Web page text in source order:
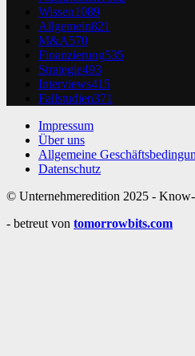
Wissen1089
Allgemein821
M&A570
Finanzierung535
Strategie493
Interviews415
Fallstudien371
Impressum
Über uns
Allgemeine
Datenschutz
© Unternehmeredition 2025 -
- betreut von tomorrowbits.com